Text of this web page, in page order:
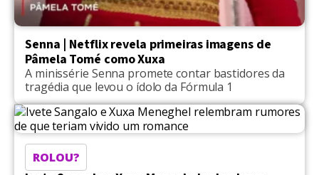
Senna | Netflix revela primeiras imagens de
Pâmela Tomé como Xuxa
A minissérie Senna promete contar bastidores da
tragédia que levou o ídolo da Fórmula 1
ROLOU?